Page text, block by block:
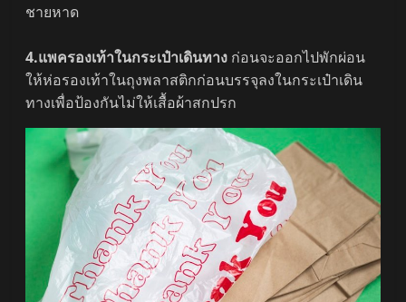
ชายหาด
4.แพครองเท้าในกระเป๋าเดินทาง ก่อนจะออกไปพักผ่อน
ให้ห่อรองเท้าในถุงพลาสติกก่อนบรรจุลงในกระเป๋าเดิน
ทางเพื่อป้องกันไม่ให้เสื้อผ้าสกปรก